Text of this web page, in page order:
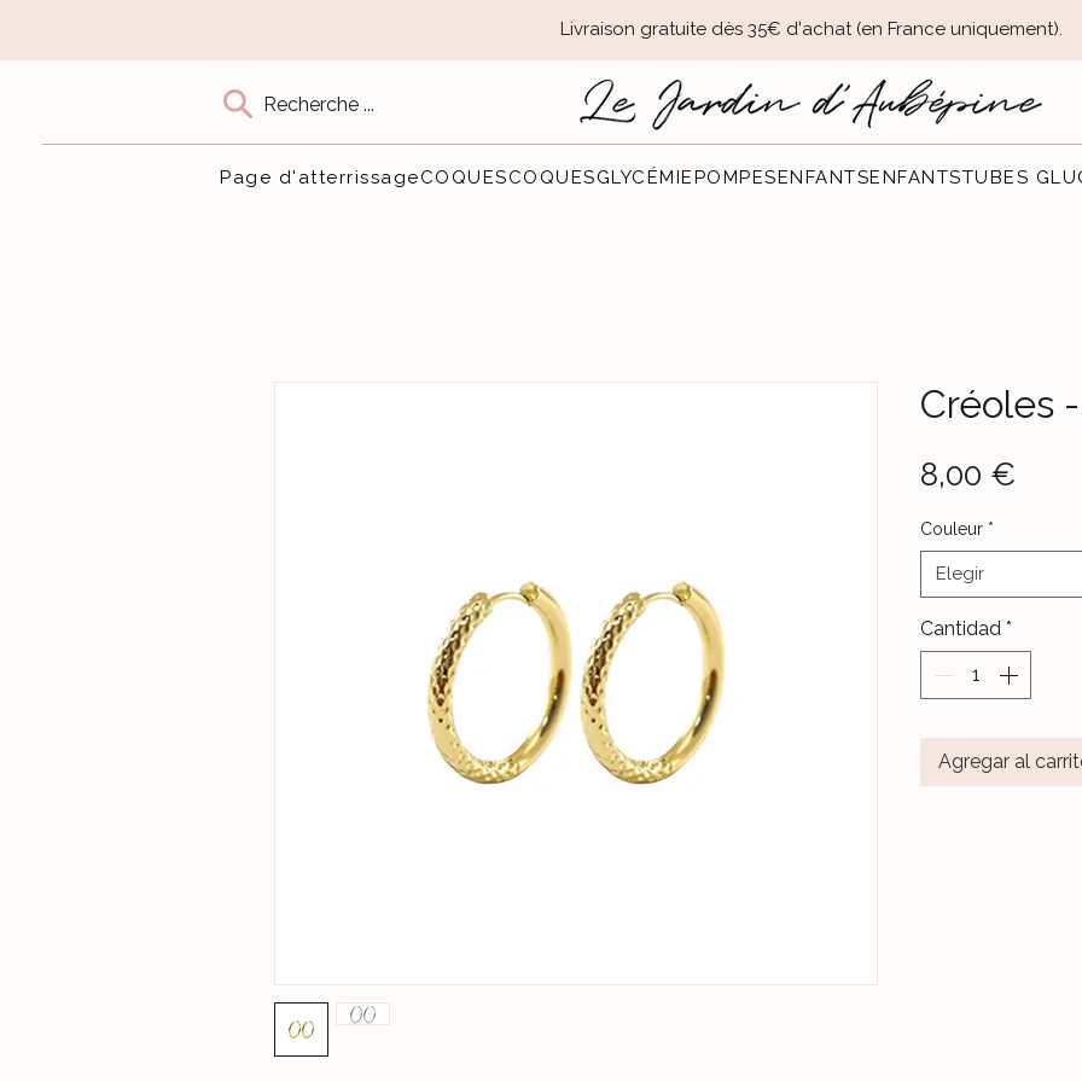
Livraison gratuite dès 35€ d'achat (en France uniquement).​
Recherche ...
Page d'atterrissageCOQUESCOQUESGLYCÉMIEPOMPESENFANTSENFANTSTUBES
Créoles
8,00 €
Couleur *
Elegir
Cantidad *
Agregar al